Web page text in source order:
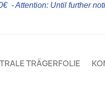
- Attention: Until further
TRÄGERFOLIE